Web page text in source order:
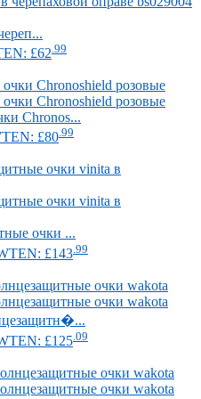
£62 .99
Chronos...
£80.99
очки ...
£143 .99
£125 .09